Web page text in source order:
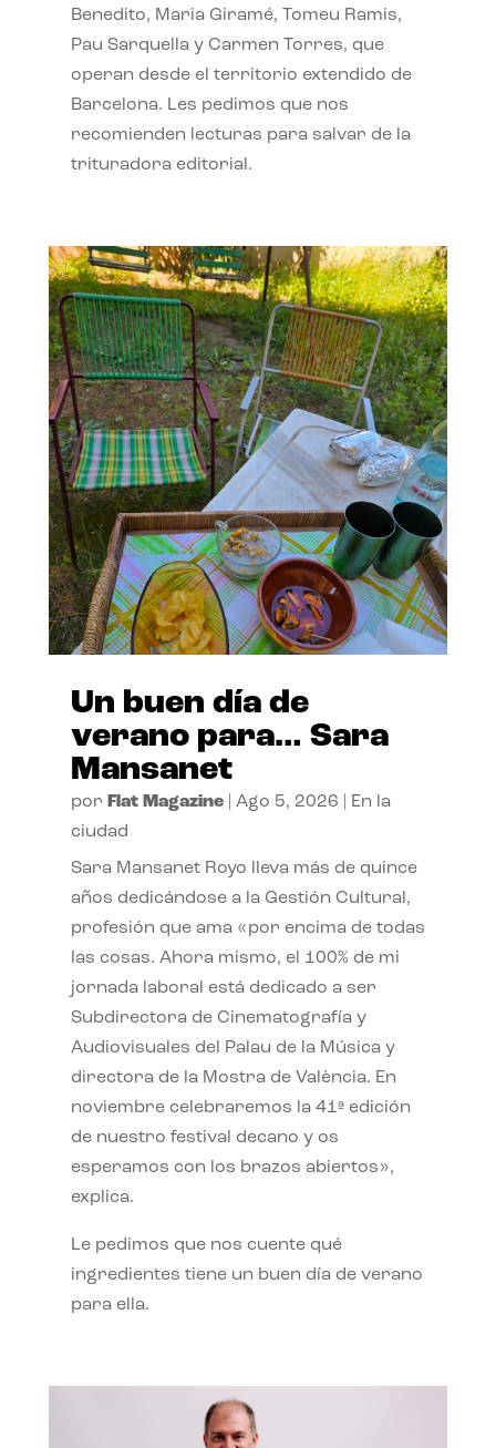
Benedito, Maria Giramé, Tomeu Ramis,
Pau Sarquella y Carmen Torres, que
operan desde el territorio extendido de
Barcelona. Les pedimos que nos
recomienden lecturas para salvar de la
trituradora editorial.
Un buen día de
verano para… Sara
Mansanet
por Flat Magazine| Ago 5, 2026
En la
ciudad
Sara Mansanet Royo lleva más de quince
años dedicándose a la Gestión Cultural,
profesión que ama «por encima de todas
las cosas. Ahora mismo, el 100% de mi
jornada laboral está dedicado a ser
Subdirectora de Cinematografía y
Audiovisuales del Palau de la Música y
directora de la Mostra de València. En
noviembre celebraremos la 41ª edición
de nuestro festival decano y os
esperamos con los brazos abiertos»,
explica.
Le pedimos que nos cuente qué
ingredientes tiene un buen día de verano
para ella.